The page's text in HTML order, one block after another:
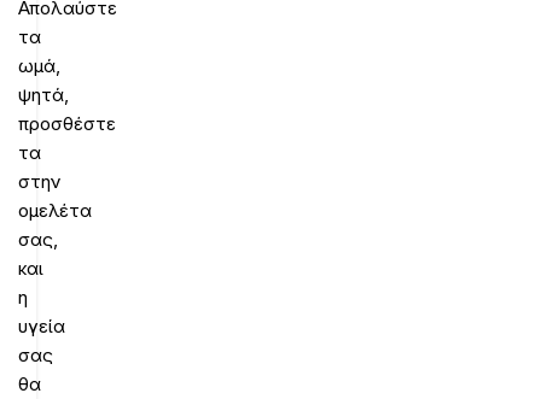
Απολαύστε
τα
ωμά,
ψητά,
προσθέστε
τα
στην
ομελέτα
σας,
και
η
υγεία
σας
θα